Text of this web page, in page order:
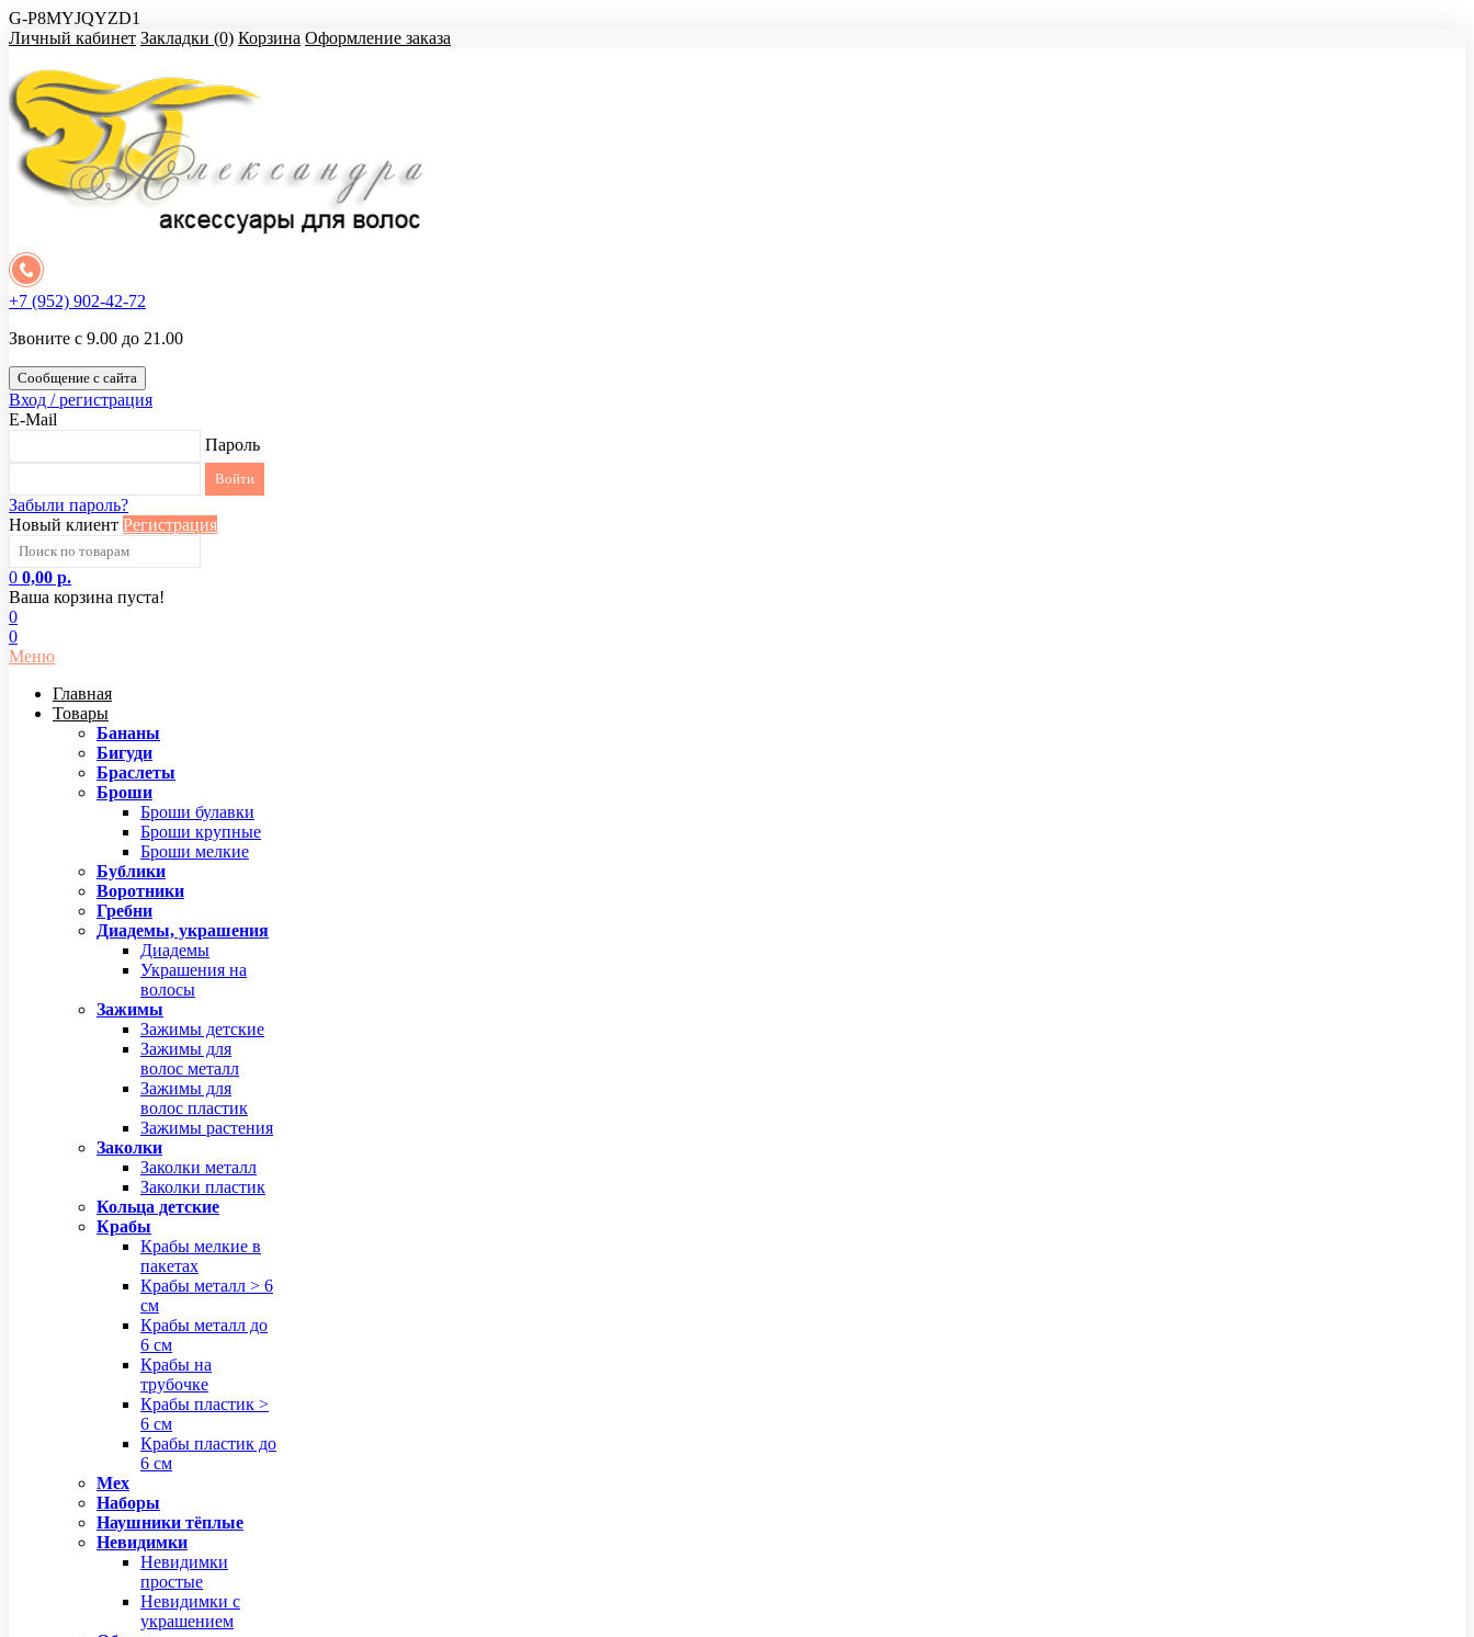
G-P8MYJQYZD1
Личный кабинет Закладки (0) Корзина Оформление заказа
+7 (952) 902-42-72
Звоните с 9.00 до 21.00
Сообщение с сайта
Вход / регистрация
E-Mail
Пароль
Забыли пароль?
Новый клиент Регистрация
0 0,00 р.
Ваша корзина пуста!
0
0
Меню
Главная
Товары
Бананы
Бигуди
Браслеты
Броши
Броши булавки
Броши крупные
Броши мелкие
Бублики
Воротники
Гребни
Диадемы, украшения
Диадемы
Украшения на
волосы
Зажимы
Зажимы детские
Зажимы для
волос металл
Зажимы для
волос пластик
Зажимы растения
Заколки
Заколки металл
Заколки пластик
Кольца детские
Крабы
Крабы мелкие в
пакетах
Крабы металл > 6
см
Крабы металл до
6 см
Крабы на
трубочке
Крабы пластик >
6 см
Крабы пластик до
6 см
Мех
Наборы
Наушники тёплые
Невидимки
Невидимки
простые
Невидимки с
украшением